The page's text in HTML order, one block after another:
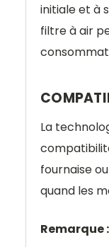
initiale et à
filtre à air
La
fournaise
quand les
Remarque